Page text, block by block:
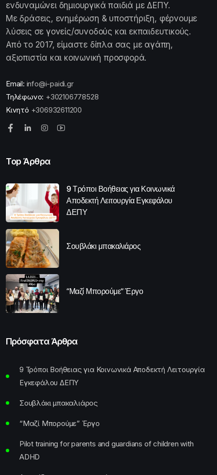
ενδυναμώνει δημιουργικά παιδιά με ΔΕΠΥ.
Με δράσεις, ενημέρωση & υποστήριξη, φέρνουμε
λύσεις σε γονείς/συνοδούς και εκπαιδευτικούς.
Από το 2017, είμαστε δίπλα σας με αγάπη,
αξιοπιστία και κοινωνική προσφορά.
Email: info@i-paidi.gr
Τηλέφωνο: +302106778528
Κινητό +306932611200
Top Άρθρα
9 Τρόποι Βοήθειας για Κοινωνικά
Αποδεκτή Λειτουργία Εγκεφάλου
ΔΕΠΥ
Σουβλάκι μπακαλιάρος
“Μαζί Μπορούμε” Έργο
Πρόσφατα Άρθρα
9 Τρόποι Βοήθειας για Κοινωνικά Αποδεκτή Λειτουργία
Εγκεφάλου ΔΕΠΥ
Σουβλάκι μπακαλιάρος
“Μαζί Μπορούμε” Έργο
Pilot training for parents and guardians of children with
ADHD